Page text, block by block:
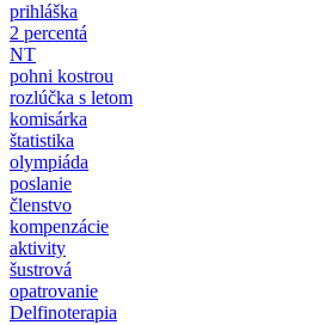
prihláška
2 percentá
NT
pohni kostrou
rozlúčka s letom
komisárka
štatistika
olympiáda
poslanie
členstvo
kompenzácie
aktivity
šustrová
opatrovanie
Delfinoterapia